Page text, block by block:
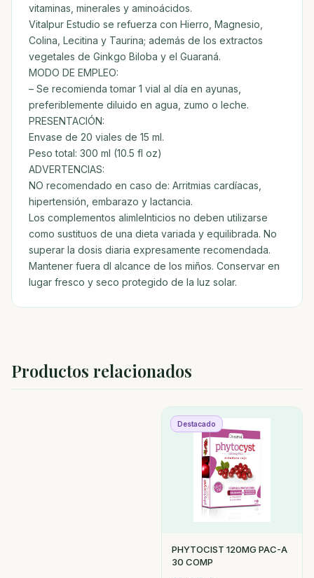
vitaminas, minerales y aminoácidos.
Vitalpur Estudio se refuerza con Hierro, Magnesio,
Colina, Lecitina y Taurina; además de los extractos
vegetales de Ginkgo Biloba y el Guaraná.
MODO DE EMPLEO:
– Se recomienda tomar 1 vial al día en ayunas,
preferiblemente diluido en agua, zumo o leche.
PRESENTACIÓN:
Envase de 20 viales de 15 ml.
Peso total: 300 ml (10.5 fl oz)
ADVERTENCIAS:
NO recomendado en caso de: Arritmias cardíacas,
hipertensión, embarazo y lactancia.
Los complementos alimlelnticios no deben utilizarse
como sustituos de una dieta variada y equilibrada. No
superar la dosis diaria expresamente recomendada.
Mantener fuera dl alcance de los miños. Conservar en
lugar fresco y seco protegido de la luz solar.
Productos relacionados
Destacado
PHYTOCIST 120MG PAC-A
30 COMP